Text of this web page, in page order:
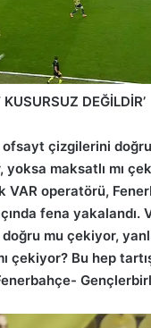
DEĞİLDİR’
çizgilerini
yoksa maksatlı mı
VAR operatörü,
fena yakalandı.
mu çekiyor,
çekiyor? Bu hep